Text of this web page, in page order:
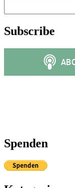
Subscribe
Spenden